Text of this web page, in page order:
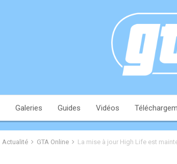
Galeries Guides Vidéos
Actualité GTA Online La mise à jour High Life est